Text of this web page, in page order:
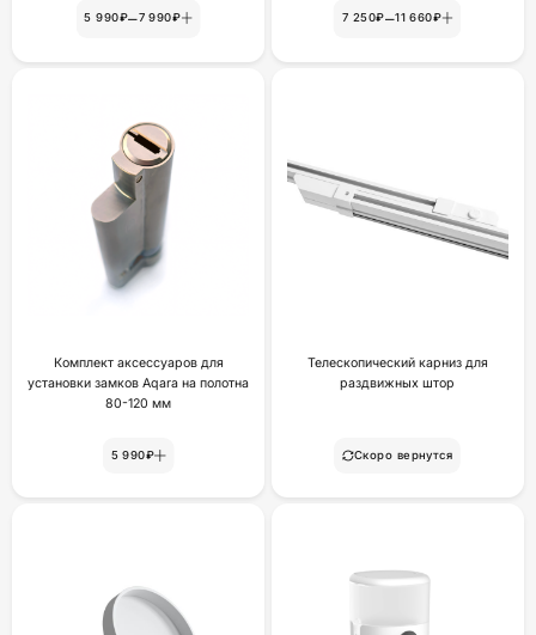
5 990₽–7 990₽ 7 250₽–11 660₽
Комплект аксессуаров для
установки замков Aqara на полотна
80-120 мм
5 990₽
Телескопический карниз для
раздвижных штор
Скоро вернутся